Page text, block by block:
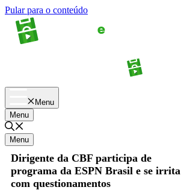
Pular para o conteúdo
Menu
Menu
Menu
Dirigente da CBF participa de
programa da ESPN Brasil e se irrita
com questionamentos